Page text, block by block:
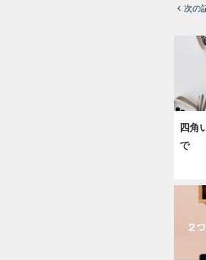
次の
四角
で